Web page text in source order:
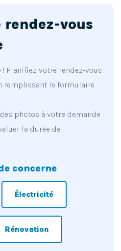
rendez-vous
Planifiez votre rendez-vous
remplissant le formulaire
photos à votre demande :
la durée de
concerne
Électricité
Rénovation